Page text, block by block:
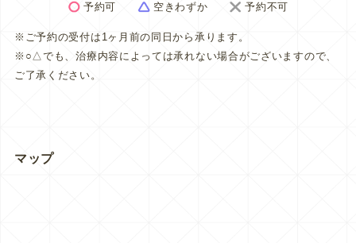
予約可 空きわずか 予約不可
※ご予約の受付は1ヶ月前の同日から承ります。
※○△でも、治療内容によっては承れない場合がございますので、
ご了承ください。
マップ